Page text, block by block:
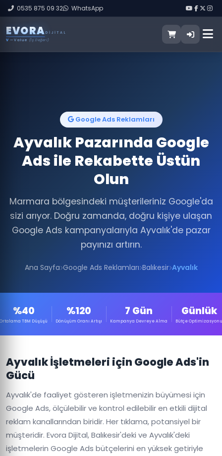
0535 875 09 32 WhatsApp
EVORA DIJITAL
V — Value (İş Değeri)
Google Ads Reklamları
Ayvalık Pazarında Google
Ads ile Rekabette Üstün
Olun
Marmara bölgesindeki müşterileriniz Google'da
sizi arıyor. Doğru zamanda, doğru kişiye ulaşan
Google Ads kampanyalarıyla Ayvalık'de pazar
payınızı artırın.
Ana Sayfa Google Ads Reklamları Balıkesir Ayvalık
%40
Ortalama TBM Düşüşü
%120
Dönüşüm Oranı Artışı
7 Gün
Kampanya Devreye Alma
Günlük
Bütçe Optimizasyonu
Ayvalık İşletmeleri için Google Ads'in
Gücü
Ayvalık'de faaliyet gösteren işletmenizin büyümesi için
Google Ads, ölçülebilir ve kontrol edilebilir en etkili dijital
reklam kanallarından biridir. Her tıklama, potansiyel bir
müşteridir. Evora Dijital, Balıkesir'deki ve Ayvalık'deki
işletmelerin Google Ads bütçelerini en yüksek getiriyle